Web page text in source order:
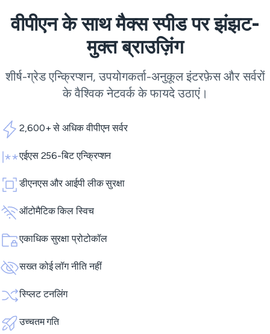
वीपीएन के साथ मैक्स स्पीड पर झंझट-
मुक्त ब्राउज़िंग
शीर्ष-ग्रेड एन्क्रिप्शन, उपयोगकर्ता-अनुकूल इंटरफ़ेस और सर्वरों
के वैश्विक नेटवर्क के फायदे उठाएं।
2,600+ से अधिक वीपीएन सर्वर
एईएस 256-बिट एन्क्रिप्शन
डीएनएस और आईपी लीक सुरक्षा
ऑटोमैटिक किल स्विच
एकाधिक सुरक्षा प्रोटोकॉल
सख्त कोई लॉग नीति नहीं
स्प्लिट टनलिंग
उच्चतम गति